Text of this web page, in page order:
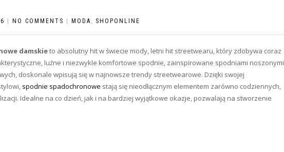
NO COMMENTS MODA , SHOPONLINE
damskieto absolutny hit w świecie mody, letni hit streetwearu, który zdobywa coraz
luźne i niezwykle komfortowe spodnie, zainspirowane spodniami noszonymi
doskonale wpisują się w najnowsze trendy streetwearowe. Dzięki swojej
spodnie spadochronowe stają się nieodłącznym elementem zarówno codziennych,
Idealne na co dzień, jak i na bardziej wyjątkowe okazje, pozwalają na stworzenie